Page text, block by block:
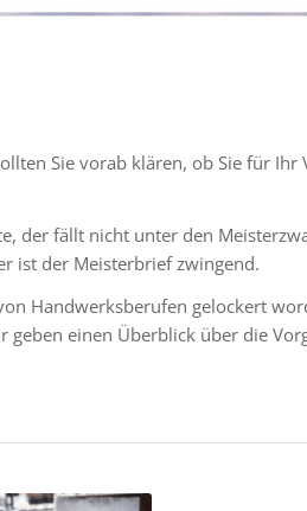
Sie vorab klären, ob Sie für Ihr
der fällt nicht unter den
ist der Meisterbrief zwingend.
Handwerksberufen gelockert
einen Überblick über die